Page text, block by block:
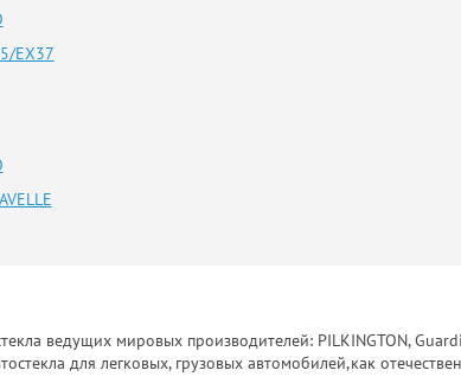
EX37
ведущих мировых производителей: PILKINGTON,
для легковых, грузовых автомобилей,как